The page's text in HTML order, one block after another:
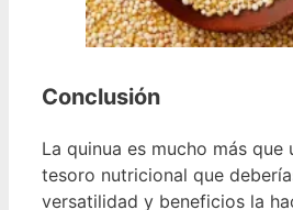
Conclusión
La quinua es mucho más que
tesoro nutricional que
versatilidad y beneficios la